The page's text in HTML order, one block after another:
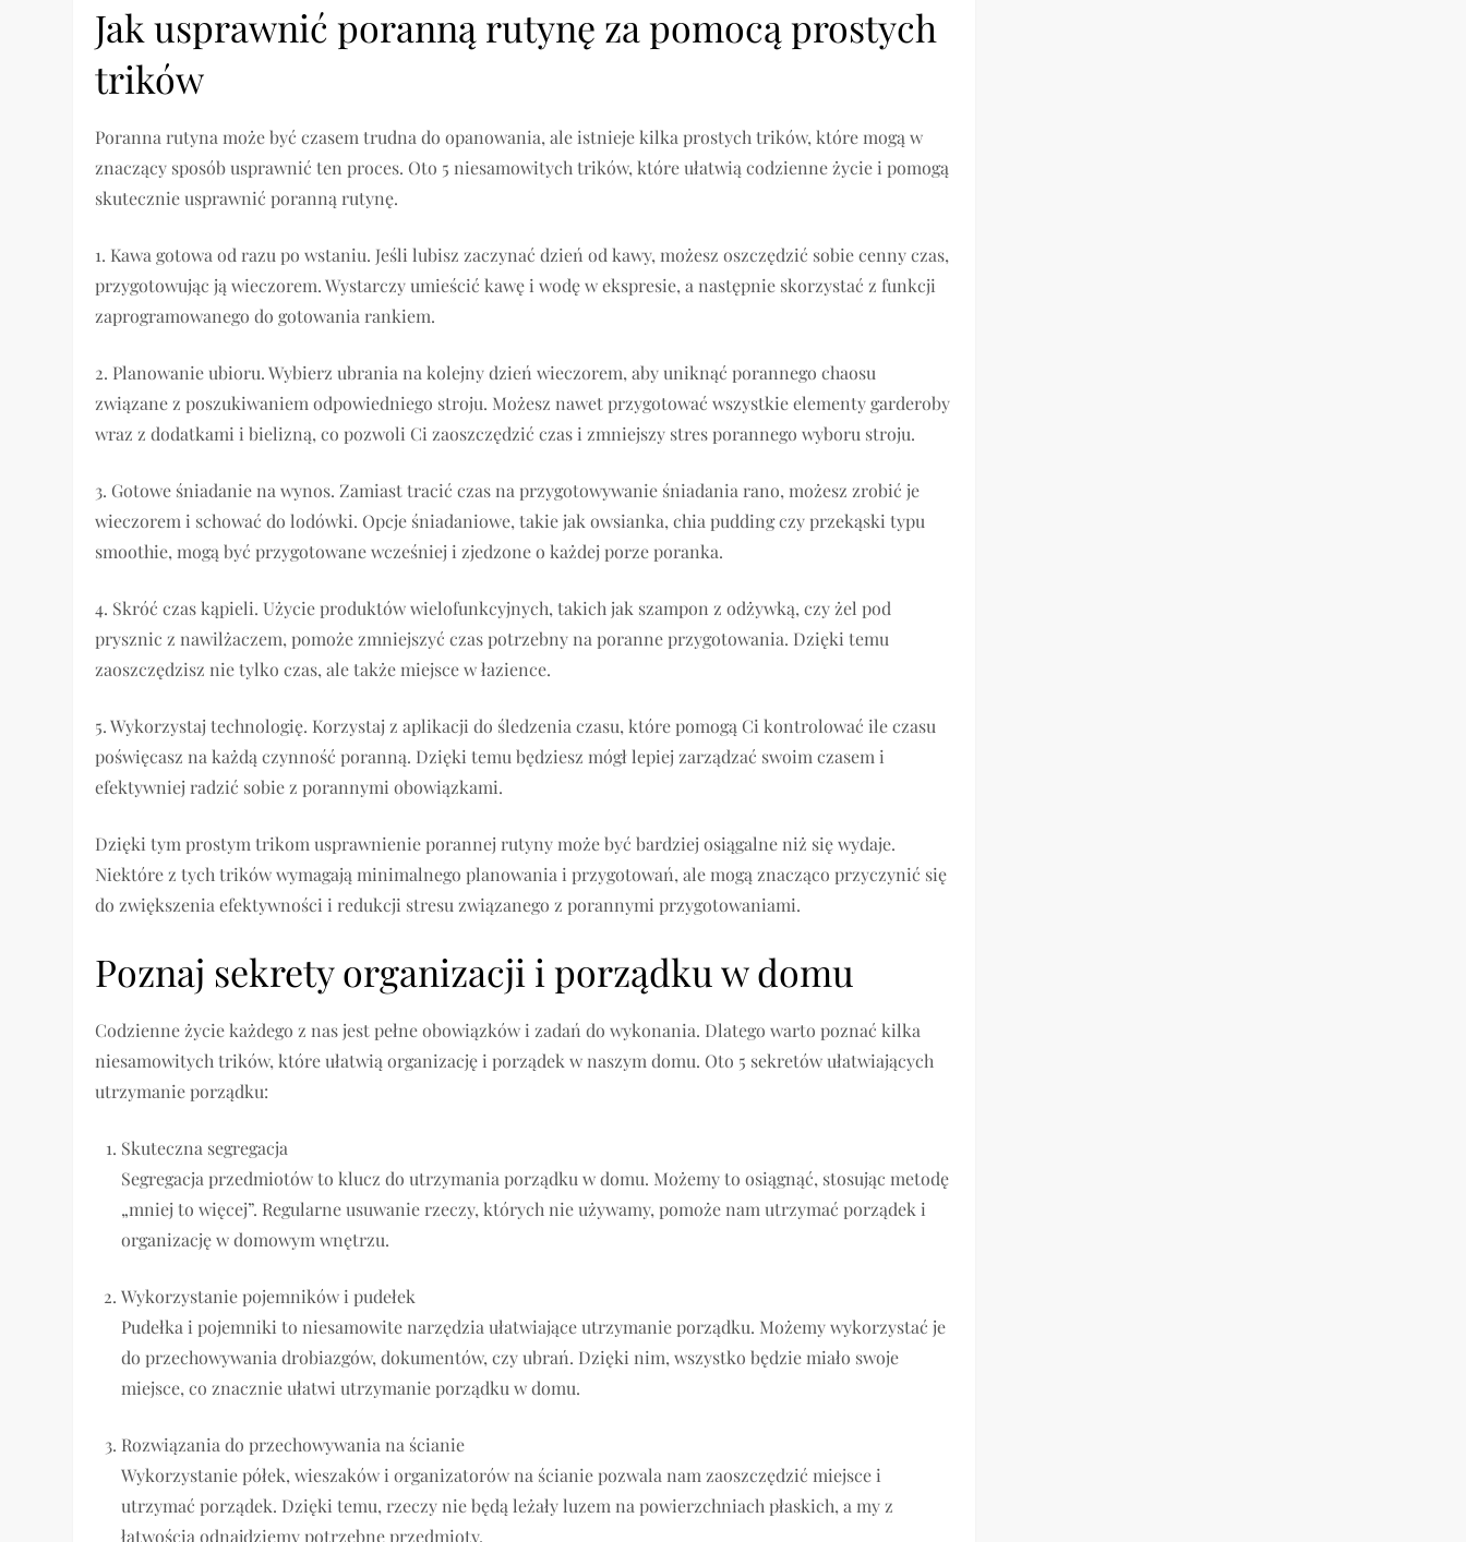
Jak usprawnić poranną rutynę za pomocą prostych
trików
Poranna rutyna może być czasem trudna do opanowania, ale istnieje kilka prostych trików, które mogą w
znaczący sposób usprawnić ten proces. Oto 5 niesamowitych trików, które ułatwią codzienne życie i pomogą
skutecznie usprawnić poranną rutynę.
1. Kawa gotowa od razu po wstaniu. Jeśli lubisz zaczynać dzień od kawy, możesz oszczędzić sobie cenny czas,
przygotowując ją wieczorem. Wystarczy umieścić kawę i wodę w ekspresie, a następnie skorzystać z funkcji
zaprogramowanego do gotowania rankiem.
2. Planowanie ubioru. Wybierz ubrania na kolejny dzień wieczorem, aby uniknąć porannego chaosu
związane z poszukiwaniem odpowiedniego stroju. Możesz nawet przygotować wszystkie elementy garderoby
wraz z dodatkami i bielizną, co pozwoli Ci zaoszczędzić czas i zmniejszy stres porannego wyboru stroju.
3. Gotowe śniadanie na wynos. Zamiast tracić czas na przygotowywanie śniadania rano, możesz zrobić je
wieczorem i schować do lodówki. Opcje śniadaniowe, takie jak owsianka, chia pudding czy przekąski typu
smoothie, mogą być przygotowane wcześniej i zjedzone o każdej porze poranka.
4. Skróć czas kąpieli. Użycie produktów wielofunkcyjnych, takich jak szampon z odżywką, czy żel pod
prysznic z nawilżaczem, pomoże zmniejszyć czas potrzebny na poranne przygotowania. Dzięki temu
zaoszczędzisz nie tylko czas, ale także miejsce w łazience.
5. Wykorzystaj technologię. Korzystaj z aplikacji do śledzenia czasu, które pomogą Ci kontrolować ile czasu
poświęcasz na każdą czynność poranną. Dzięki temu będziesz mógł lepiej zarządzać swoim czasem i
efektywniej radzić sobie z porannymi obowiązkami.
Dzięki tym prostym trikom usprawnienie porannej rutyny może być bardziej osiągalne niż się wydaje.
Niektóre z tych trików wymagają minimalnego planowania i przygotowań, ale mogą znacząco przyczynić się
do zwiększenia efektywności i redukcji stresu związanego z porannymi przygotowaniami.
Poznaj sekrety organizacji i porządku w domu
Codzienne życie każdego z nas jest pełne obowiązków i zadań do wykonania. Dlatego warto poznać kilka
niesamowitych trików, które ułatwią organizację i porządek w naszym domu. Oto 5 sekretów ułatwiających
utrzymanie porządku:
Skuteczna segregacja
Segregacja przedmiotów to klucz do utrzymania porządku w domu. Możemy to osiągnąć, stosując metodę
„mniej to więcej”. Regularne usuwanie rzeczy, których nie używamy, pomoże nam utrzymać porządek i
organizację w domowym wnętrzu.
Wykorzystanie pojemników i pudełek
Pudełka i pojemniki to niesamowite narzędzia ułatwiające utrzymanie porządku. Możemy wykorzystać je
do przechowywania drobiazgów, dokumentów, czy ubrań. Dzięki nim, wszystko będzie miało swoje
miejsce, co znacznie ułatwi utrzymanie porządku w domu.
Rozwiązania do przechowywania na ścianie
Wykorzystanie półek, wieszaków i organizatorów na ścianie pozwala nam zaoszczędzić miejsce i
utrzymać porządek. Dzięki temu, rzeczy nie będą leżały luzem na powierzchniach płaskich, a my z
łatwością odnajdziemy potrzebne przedmioty.